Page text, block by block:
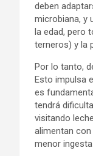
deben
microbiana, y
la edad, pero
terneros) y la
Por lo tanto,
Esto impulsa
es
tendrá
visitando
alimentan
menor